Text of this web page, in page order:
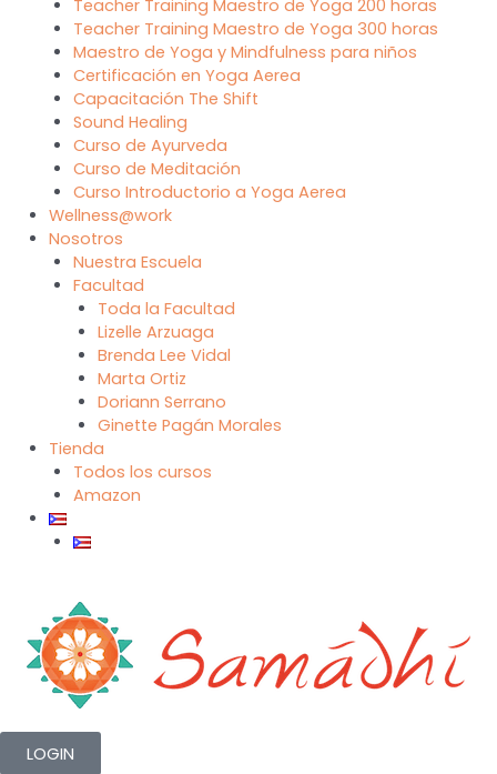
Teacher Training Maestro de Yoga 200 horas
Teacher Training Maestro de Yoga 300 horas
Maestro de Yoga y Mindfulness para niños
Certificación en Yoga Aerea
Capacitación The Shift
Sound Healing
Curso de Ayurveda
Curso de Meditación
Curso Introductorio a Yoga Aerea
Wellness@work
Nosotros
Nuestra Escuela
Facultad
Toda la Facultad
Lizelle Arzuaga
Brenda Lee Vidal
Marta Ortiz
Doriann Serrano
Ginette Pagán Morales
Tienda
Todos los cursos
Amazon
LOGIN